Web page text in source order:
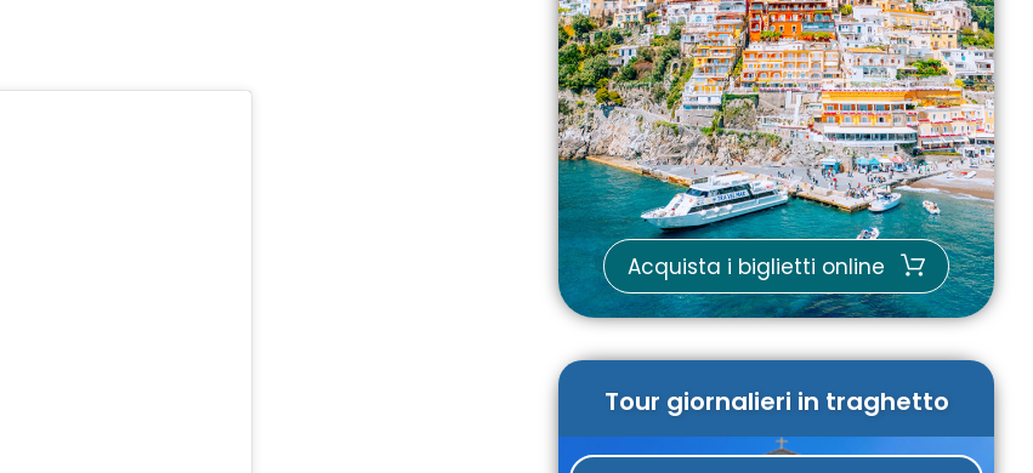
Acquista i biglietti online
Tour giornalieri in traghetto